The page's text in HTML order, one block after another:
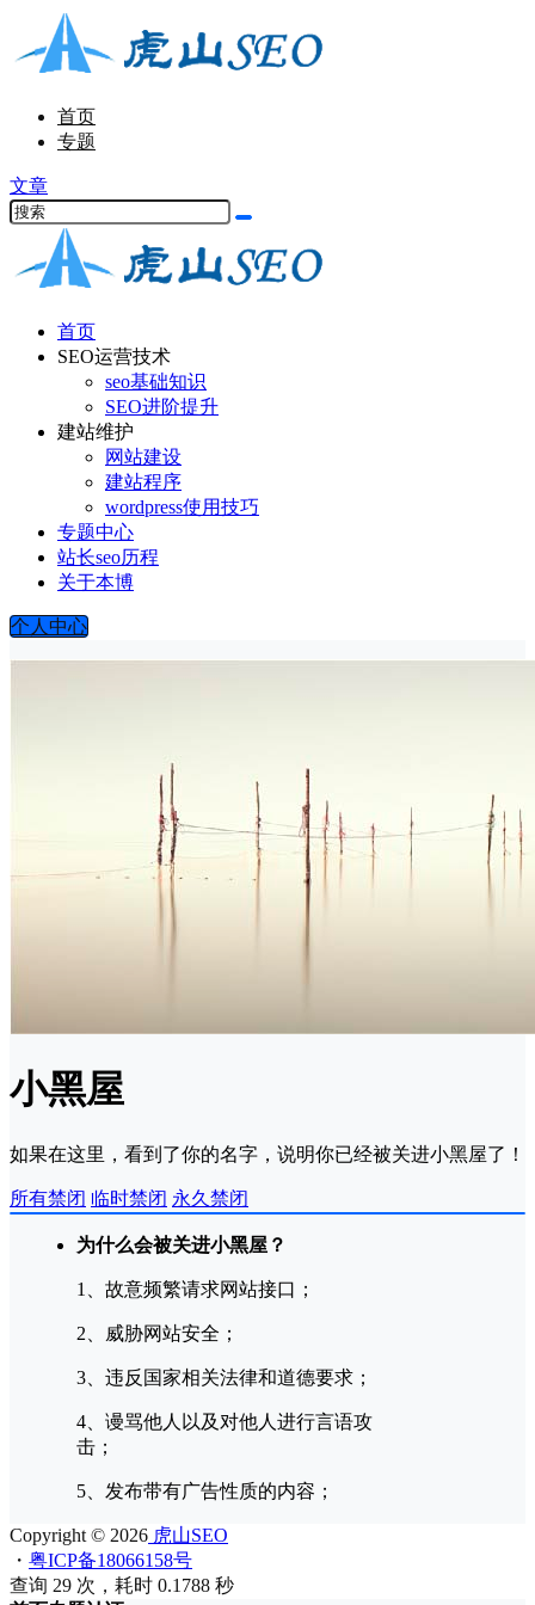
首页
专题
文章
首页
SEO运营技术
seo基础知识
SEO进阶提升
建站维护
网站建设
建站程序
wordpress使用技巧
专题中心
站长seo历程
关于本博
个人中心
小黑屋
如果在这里，看到了你的名字，说明你已经被关进小黑屋了！
所有禁闭 临时禁闭 永久禁闭
为什么会被关进小黑屋？
1、故意频繁请求网站接口；
2、威胁网站安全；
3、违反国家相关法律和道德要求；
4、谩骂他人以及对他人进行言语攻
击；
5、发布带有广告性质的内容；
Copyright © 2026 虎山SEO
・ 粤ICP备18066158号
查询 29 次，耗时 0.1788 秒